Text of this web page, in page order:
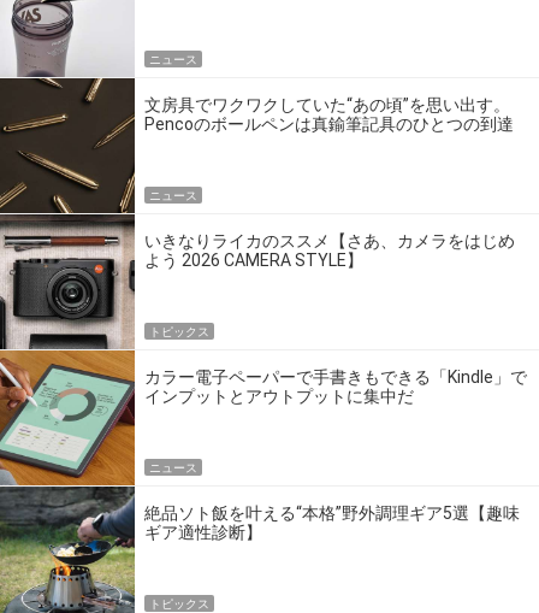
ニュース
文房具でワクワクしていた“あの頃”を思い出す。
Pencoのボールペンは真鍮筆記具のひとつの到達
ニュース
いきなりライカのススメ【さあ、カメラをはじめ
よう 2026 CAMERA STYLE】
トピックス
カラー電子ペーパーで手書きもできる「Kindle」で
インプットとアウトプットに集中だ
ニュース
絶品ソト飯を叶える“本格”野外調理ギア5選【趣味
ギア適性診断】
トピックス